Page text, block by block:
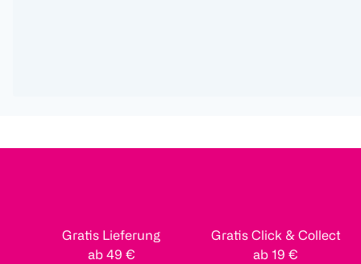
Gratis Lieferung
ab 49 €
Gratis Click & Collect
ab 19 €